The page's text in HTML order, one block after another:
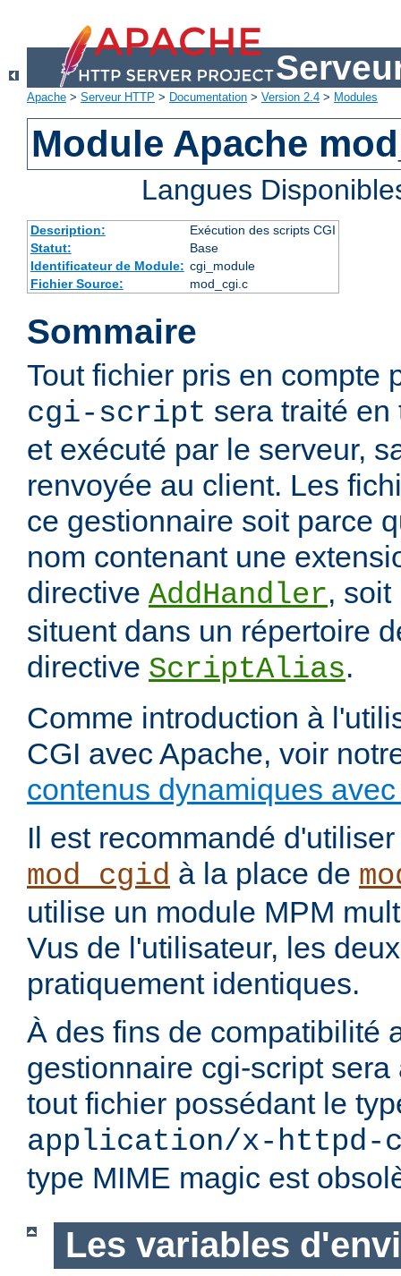
Apache > Serveur HTTP > Documentation > Version 2.4 > Modules
Module Apache
Langues
Description:
Exécution des scripts CGI
Statut:
Base
Identificateur de Module: cgi_module
Fichier Source:
mod_cgi.c
Sommaire
Tout fichier pris en compte
cgi-script sera traité en
et exécuté par le serveur,
renvoyée au client. Les
ce gestionnaire soit parce
nom contenant une
directive AddHandler,
situent dans un répertoire
directive ScriptAlias.
Comme introduction à
CGI avec Apache, voir
contenus dynamiques
Il est recommandé
mod_cgid à la place de
utilise un module MPM
Vus de l'utilisateur, les
pratiquement identiques.
À des fins de compatibilité
gestionnaire cgi-script
tout fichier possédant le
application/x-httpd-
type MIME magic est
Les variables